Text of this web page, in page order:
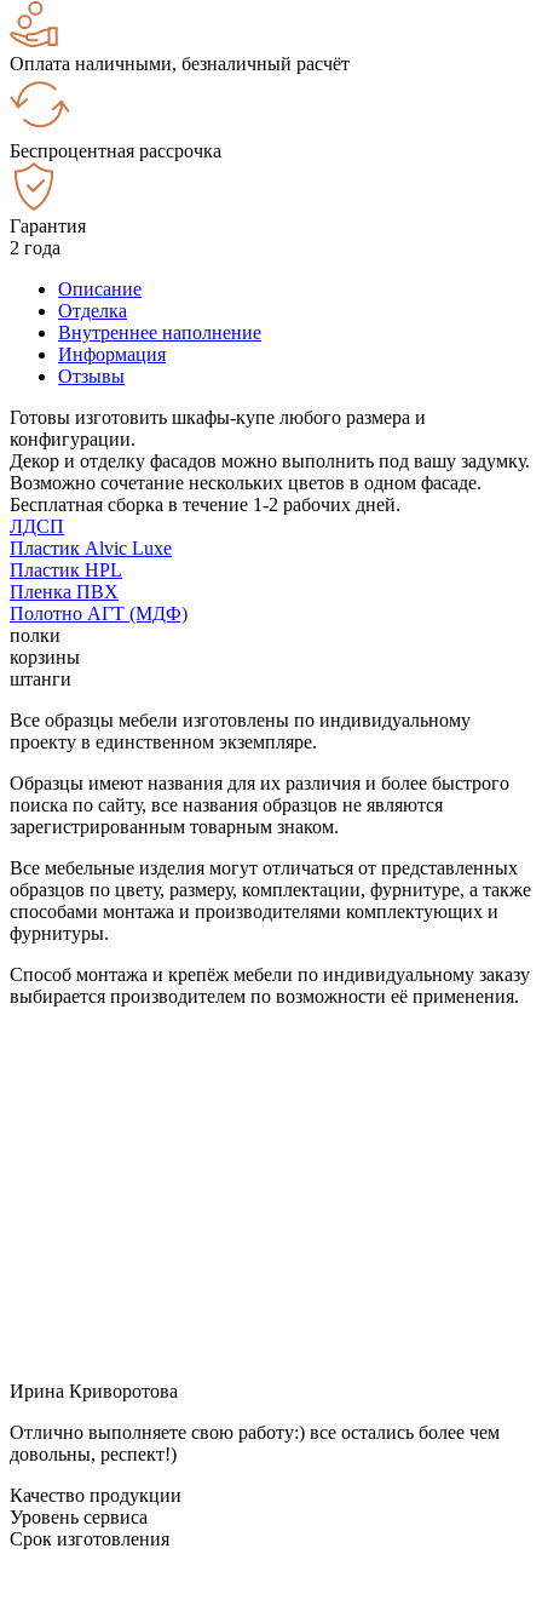
Оплата наличными, безналичный расчёт
Беспроцентная рассрочка
Гарантия
2 года
Описание
Отделка
Внутреннее наполнение
Информация
Отзывы
Готовы изготовить шкафы-купе любого размера и
конфигурации.
Декор и отделку фасадов можно выполнить под вашу задумку.
Возможно сочетание нескольких цветов в одном фасаде.
Бесплатная сборка в течение 1-2 рабочих дней.
ЛДСП
Пластик Alvic Luxe
Пластик HPL
Пленка ПВХ
Полотно АГТ (МДФ)
полки
корзины
штанги
Все образцы мебели изготовлены по индивидуальному
проекту в единственном экземпляре.
Образцы имеют названия для их различия и более быстрого
поиска по сайту, все названия образцов не являются
зарегистрированным товарным знаком.
Все мебельные изделия могут отличаться от представленных
образцов по цвету, размеру, комплектации, фурнитуре, а также
способами монтажа и производителями комплектующих и
фурнитуры.
Способ монтажа и крепёж мебели по индивидуальному заказу
выбирается производителем по возможности её применения.
Ирина Криворотова
Отлично выполняете свою работу:) все остались более чем
довольны, респект!)
Качество продукции
Уровень сервиса
Срок изготовления